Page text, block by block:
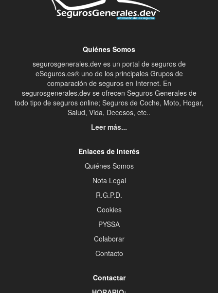
Quiénes Somos
segurosgenerales.dev es un portal de seguros de
eSeguros.es® uno de los principales Grupos de
comparación de seguros en Internet. En
segurosgenerales.dev se ofrecen Seguros Generales de
todo tipo de seguros online; Seguros de Coche, Moto, Hogar,
Salud, Vida, Decesos, etc..
Leer más...
Enlaces de Interés
Quiénes Somos
Nota Legal
R.G.P.D.
Cookies
PYSSA
Colaborar
Contacto
Contactar